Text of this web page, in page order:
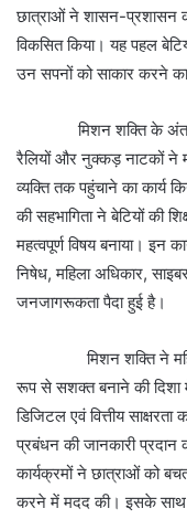
छात्राओं ने शासन-प्रशासन
विकसित किया। यह पहल
उन सपनों को साकार करने
मिशन शक्ति के अंतर्गत
रैलियों और नुक्कड़ नाटकों
व्यक्ति तक पहुंचाने का कार्य
की सहभागिता ने बेटियों की
महत्वपूर्ण विषय बनाया। इन
निषेध, महिला अधिकार,
जनजागरूकता पैदा हुई है।
मिशन शक्ति ने
रूप से सशक्त बनाने की दिशा
डिजिटल एवं वित्तीय
प्रबंधन की जानकारी
कार्यक्रमों ने छात्राओं को
करने में मदद की। इसके साथ